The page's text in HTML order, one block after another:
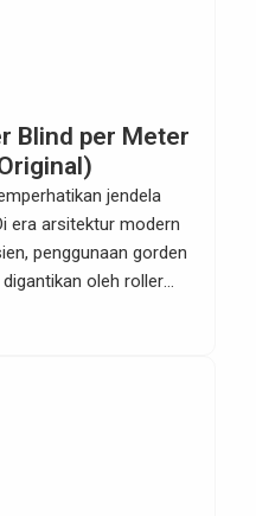
Blind per Meter
jendela
era arsitektur modern
penggunaan gorden
oleh roller
menjadi pilihan utama
potongannya yang
menjadi sarang debu,
Namun, […]